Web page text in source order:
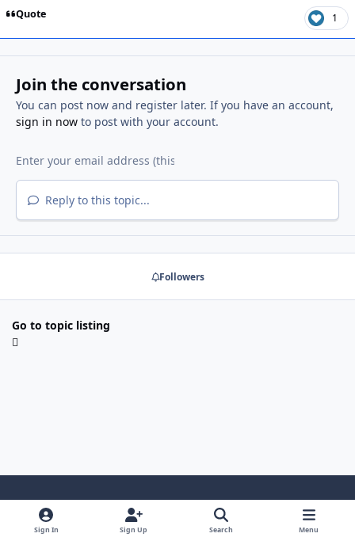
Quote 1
Join the conversation
You can post now and register later. If you have an account,
sign in nowto post with your account.
Reply to this topic...
Followers
Go to topic listing
Light ModeDark ModeSystem Preference x
Sign In Sign Up Search Menu